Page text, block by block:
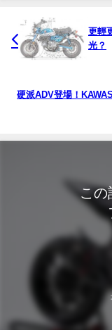
更輕
光？
硬派ADV登場！
この